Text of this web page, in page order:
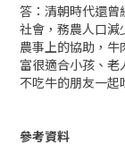
答：清朝時代還曾
社會，務農人口減
農事上的協助，
富很適合小孩、
不吃牛的朋友一起
參考資料